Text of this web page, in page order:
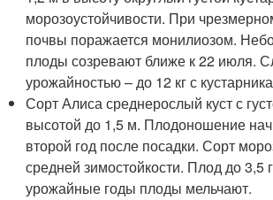
морозоустойчивости. При
почвы поражается монилиозом.
плоды созревают ближе к 22 июля.
урожайностью – до 12 кг с
Сорт Алиса среднерослый куст с
высотой до 1,5 м. Плодоношение
второй год после посадки. Сорт
средней зимостойкости. Плод до 3,5
урожайные годы плоды мельчают.